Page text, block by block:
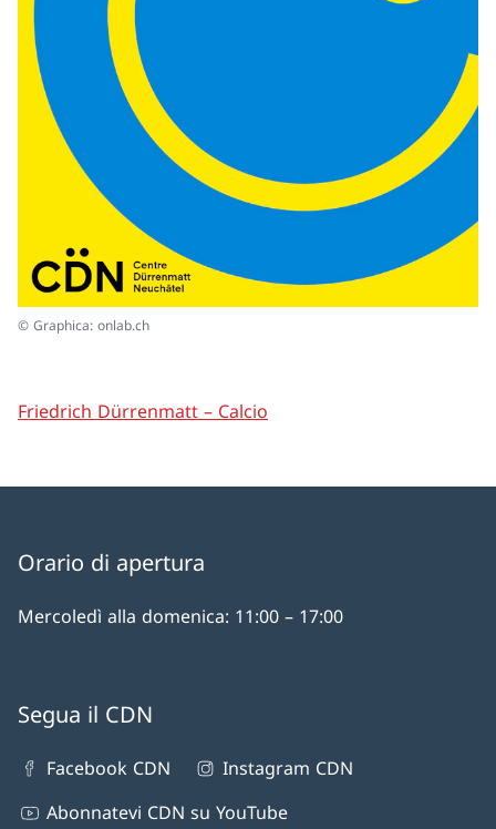
© Graphica: onlab.ch
Friedrich Dürrenmatt – Calcio
Orario di apertura
Mercoledì alla domenica: 11:00 – 17:00
Segua il CDN
Facebook CDN
Instagram CDN
Abonnatevi CDN su YouTube